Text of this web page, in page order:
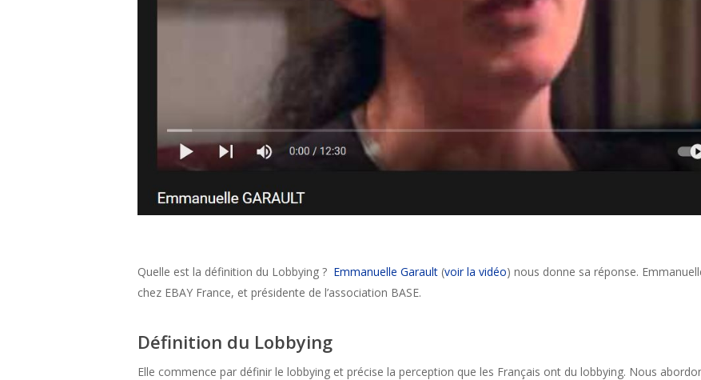
Quelle est la définition du Lobbying ? Emmanuelle Garault (voir la vidéo) nous donne sa réponse.
chez EBAY France, et présidente de l’association BASE.
Définition du Lobbying
Elle commence par définir le lobbying et précise la perception que les Français ont du lobbying. Nous